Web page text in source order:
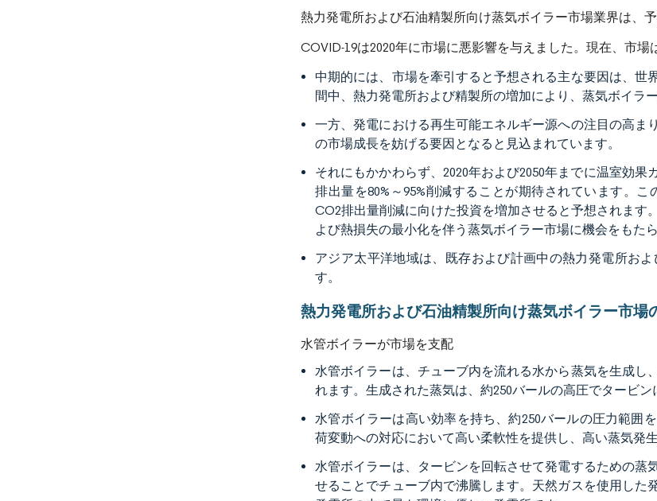
熱力発電所および石油精製所向け蒸気ボイラー市場業界は、
COVID-19は2020年に市場に悪影響を与えました。現在、市場
中期的には、市場を牽引すると予想される主な要因は、
間中、熱力発電所および精製所の増加により、蒸気ボイラ
一方、発電における再生可能エネルギー源への注目の高
の市場成長を妨げる要因となると見込まれています。
それにもかかわらず、2020年および2050年までに温室効
排出量を80%～95%削減することが期待されています。
CO2排出量削減に向けた投資を増加させると予想されま
よび熱損失の最小化を伴う蒸気ボイラー市場に機会をもた
アジア太平洋地域は、既存および計画中の熱力発電所お
す。
熱力発電所および石油精製所向け蒸気ボイラー市場
水管ボイラーが市場を支配
水管ボイラーは、チューブ内を流れる水から蒸気を生成し
れます。生成された蒸気は、約250バールの高圧でタービ
水管ボイラーは高い効率を持ち、約250バールの圧力範囲
荷変動への対応において高い柔軟性を提供し、高い蒸気発
水管ボイラーは、タービンを回転させて発電するための蒸
せることでチューブ内で沸騰します。天然ガスを使用し